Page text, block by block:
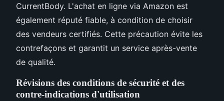
CurrentBody. L'achat en ligne via Amazon est
également réputé fiable, à condition de choisir
des vendeurs certifiés. Cette précaution évite les
contrefaçons et garantit un service après-vente
de qualité.
Révisions des conditions de sécurité et des
contre-indications d'utilisation